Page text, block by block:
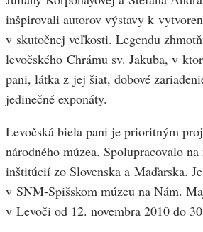
inšpirovali autorov výstavy k
v skutočnej veľkosti. Legendu
levočského Chrámu sv. Jakuba, v
pani, látka z jej šiat, dobové
jedinečné exponáty.
Levočská biela pani je prioritným
národného múzea. Spolupracovalo
inštitúcií zo Slovenska a Maďarska.
v SNM-Spišskom múzeu na Nám.
v Levoči od 12. novembra 2010 do